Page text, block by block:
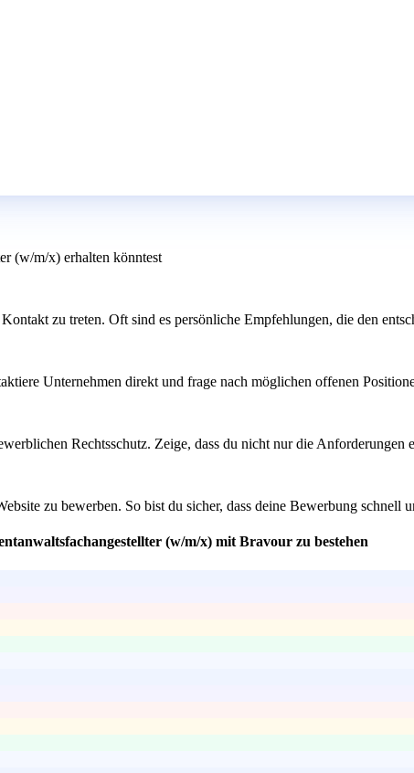
(w/m/x) erhalten könntest
zu treten. Oft sind es persönliche Empfehlungen, die den
Unternehmen direkt und frage nach möglichen offenen
Rechtsschutz. Zeige, dass du nicht nur die Anforderungen
zu bewerben. So bist du sicher, dass deine Bewerbung schnell
(w/m/x) mit Bravour zu bestehen